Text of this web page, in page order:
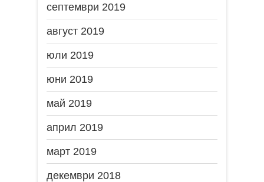
септември 2019
август 2019
юли 2019
юни 2019
май 2019
април 2019
март 2019
декември 2018